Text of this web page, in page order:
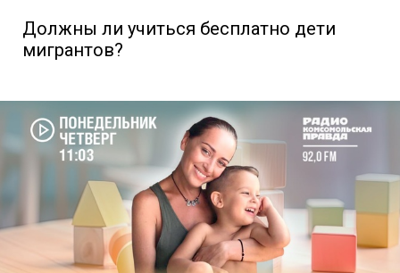
Должны ли учиться бесплатно дети
мигрантов?